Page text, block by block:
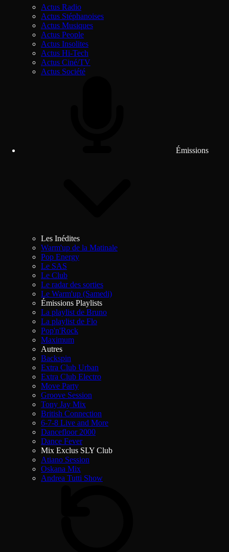
Actus Radio
Actus Stéphanoises
Actus Musiques
Actus People
Actus Insolites
Actus Hi-Tech
Actus Ciné/TV
Actus Société
Émissions
Les Inédites
Warm'up de la Matinale
Pop Energy
Le SAS
Le Club
Le radar des sorties
Le Warm'up (Samedi)
Émissions Playlists
La playlist de Bruno
La playlist de Flo
Pop'n'Rock
Maximum
Autres
Backspin
Extra Club Urban
Extra Club Electro
Move Party
Groove Session
Tony Jay Mix
British Connection
6-7-8 Live and More
Dancefloor 2000
Dance Fever
Mix Exclus SLY Club
Atiano Session
Oskana Mix
Andrea Tutti Show